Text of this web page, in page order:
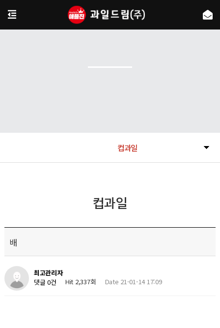
컵과일
컵과일
배
최고관리자
댓글 0건
Hit 2,337회 Date 21-01-14 17:09